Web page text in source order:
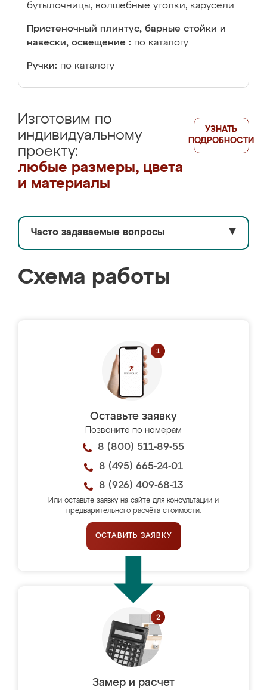
бутылочницы, волшебные уголки, карусели
Пристеночный плинтус, барные стойки и
навески, освещение : по каталогу
Ручки: по каталогу
Изготовим по
индивидуальному
проекту:
любые размеры, цвета
и материалы
УЗНАТЬ
ПОДРОБНОСТИ
Часто задаваемые вопросы ▼
Схема работы
Оставьте заявку
Позвоните по номерам
8 (800) 511-89-55
8 (495) 665-24-01
8 (926) 409-68-13
Или оставьте заявку на сайте для консультации и
предварительного расчёта стоимости.
ОСТАВИТЬ ЗАЯВКУ
Замер и расчет